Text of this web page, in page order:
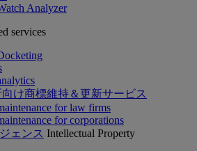
Analyzer
services
け商標維持＆更新サービス
for law firms
for corporations
ェンス Intellectual Property